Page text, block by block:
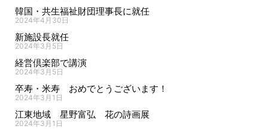
韓国・共生福祉財団理事長に就任
2024年4月30日
新施設長就任
2024年3月5日
経営倶楽部で講演
2024年3月5日
卒寿・米寿 おめでとうございます！
2024年3月1日
江東地域 星野富弘 花の詩画展
2024年3月1日